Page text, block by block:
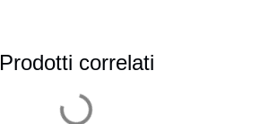
Prodotti correlati